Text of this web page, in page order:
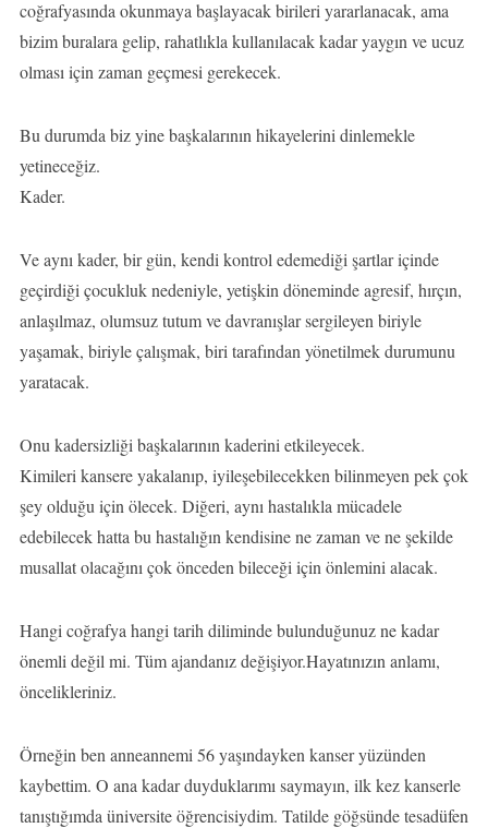
coğrafyasında okunmaya başlayacak birileri yararlanacak, ama
bizim buralara gelip, rahatlıkla kullanılacak kadar yaygın ve ucuz
olması için zaman geçmesi gerekecek.
Bu durumda biz yine başkalarının hikayelerini dinlemekle
yetineceğiz.
Kader.
Ve aynı kader, bir gün, kendi kontrol edemediği şartlar içinde
geçirdiği çocukluk nedeniyle, yetişkin döneminde agresif, hırçın,
anlaşılmaz, olumsuz tutum ve davranışlar sergileyen biriyle
yaşamak, biriyle çalışmak, biri tarafından yönetilmek durumunu
yaratacak.
Onu kadersizliği başkalarının kaderini etkileyecek.
Kimileri kansere yakalanıp, iyileşebilecekken bilinmeyen pek çok
şey olduğu için ölecek. Diğeri, aynı hastalıkla mücadele
edebilecek hatta bu hastalığın kendisine ne zaman ve ne şekilde
musallat olacağını çok önceden bileceği için önlemini alacak.
Hangi coğrafya hangi tarih diliminde bulunduğunuz ne kadar
önemli değil mi. Tüm ajandanız değişiyor.Hayatınızın anlamı,
öncelikleriniz.
Örneğin ben anneannemi 56 yaşındayken kanser yüzünden
kaybettim. O ana kadar duyduklarımı saymayın, ilk kez kanserle
tanıştığımda üniversite öğrencisiydim. Tatilde göğsünde tesadüfen